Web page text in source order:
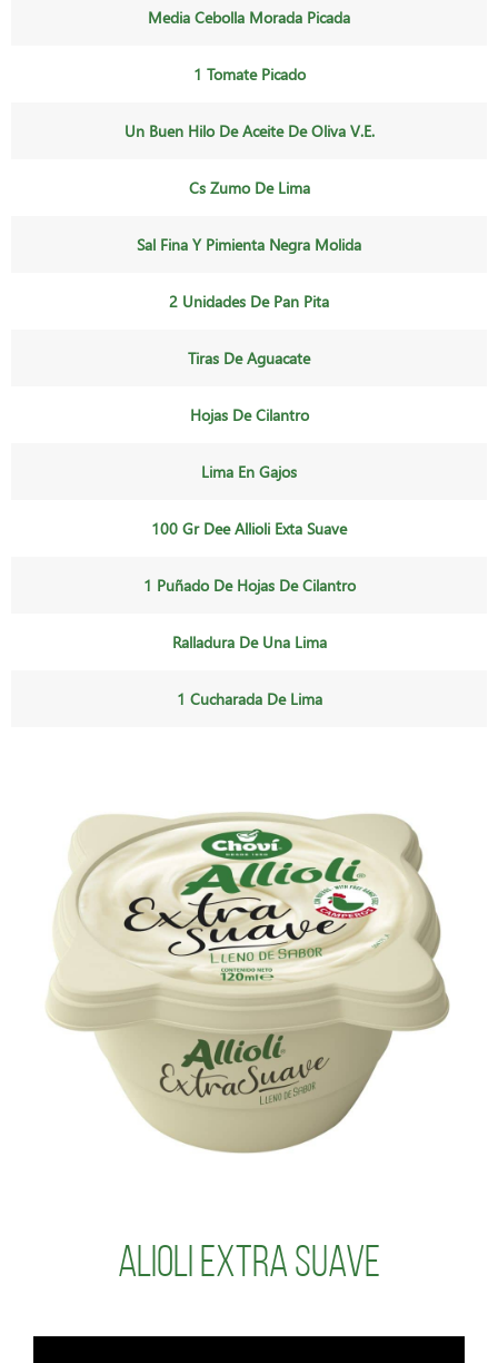
Media Cebolla Morada Picada
1 Tomate Picado
Un Buen Hilo De Aceite De Oliva V.e.
Cs Zumo De Lima
Sal Fina Y Pimienta Negra Molida
2 Unidades De Pan Pita
Tiras De Aguacate
Hojas De Cilantro
Lima En Gajos
100 Gr Dee Allioli Exta Suave
1 Puñado De Hojas De Cilantro
Ralladura De Una Lima
1 Cucharada De Lima
Alioli Extra Suave